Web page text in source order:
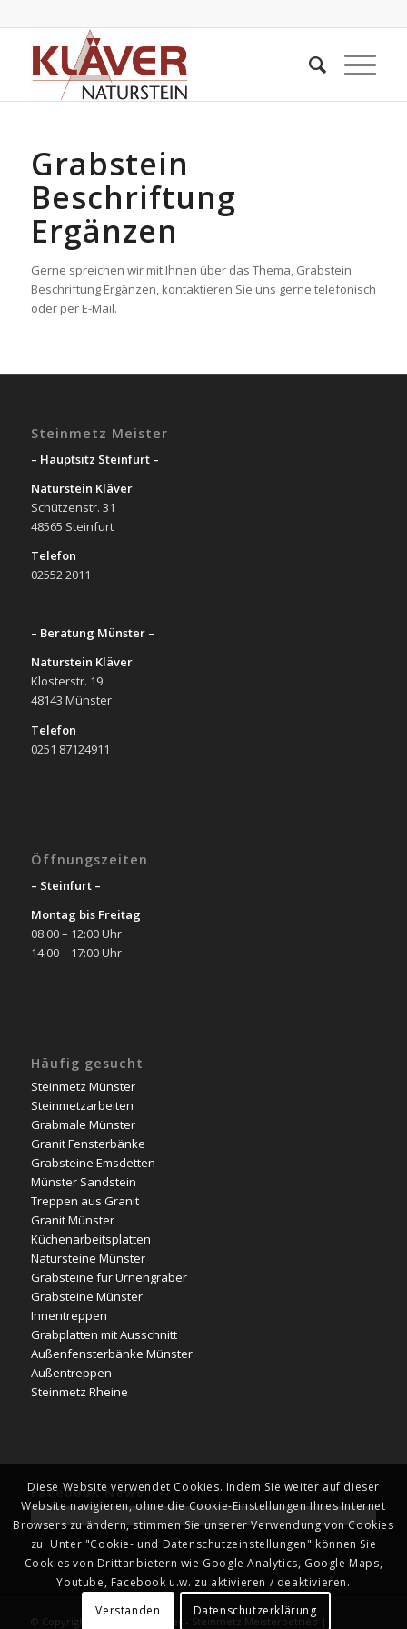
Grabstein
Beschriftung
Ergänzen
Gerne spreichen wir mit Ihnen über das Thema, Grabstein
Beschriftung Ergänzen, kontaktieren Sie uns gerne telefonisch
oder per E-Mail.
Steinmetz Meister
– Hauptsitz Steinfurt –
Naturstein Kläver
Schützenstr. 31
48565 Steinfurt
Telefon
02552 2011
– Beratung Münster –
Naturstein Kläver
Klosterstr. 19
48143 Münster
Telefon
0251 87124911
Öffnungszeiten
– Steinfurt –
Montag bis Freitag
08:00 – 12:00 Uhr
14:00 – 17:00 Uhr
Häufig gesucht
Steinmetz Münster
Steinmetzarbeiten
Grabmale Münster
Granit Fensterbänke
Grabsteine Emsdetten
Münster Sandstein
Treppen aus Granit
Granit Münster
Küchenarbeitsplatten
Natursteine Münster
Grabsteine für Urnengräber
Grabsteine Münster
Innentreppen
Grabplatten mit Ausschnitt
Außenfensterbänke Münster
Außentreppen
Steinmetz Rheine
Facebook News
© Copyright - Naturstein Kläver - Steinmetz Meisterbetrieb |
Diese Website verwendet Cookies. Indem Sie weiter auf dieser
Website navigieren, ohne die Cookie-Einstellungen Ihres Internet
Browsers zu ändern, stimmen Sie unserer Verwendung von Cookies
zu. Unter "Cookie- und Datenschutzeinstellungen" können Sie
Cookies von Drittanbietern wie Google Analytics, Google Maps,
Youtube, Facebook u.w. zu aktivieren / deaktivieren.
Verstanden
Datenschutzerklärung